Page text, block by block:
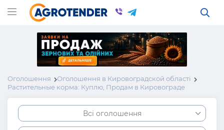
Оголошення
Оголошення в Кировоградской області
Растительные корма: Куплю, Продам в Кировограде
Всі оголошення